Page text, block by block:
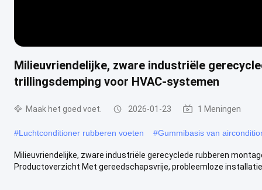
Milieuvriendelijke, zware industriële
trillingsdemping voor HVAC-systemen
Maak het goed voet. 2026-01-23 1 Meningen
#Luchtconditioner rubberen voeten #Gummibasis van
Milieuvriendelijke, zware industriële gerecyclede rubberen
Productoverzicht Met gereedschapsvrije, probleemloze installatie